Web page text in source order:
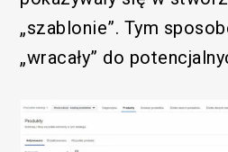
„szablonie”. Tym
„wracały” do